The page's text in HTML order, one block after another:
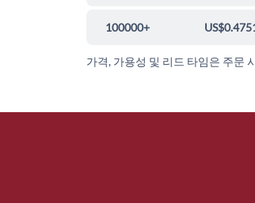
100000+
가격, 가용성 및 리드 타임은 주문